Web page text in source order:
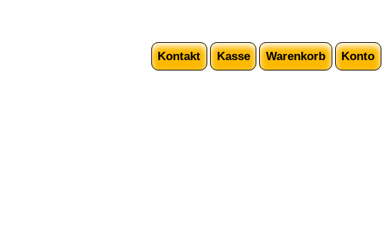
Kontakt Kasse Warenkorb Konto